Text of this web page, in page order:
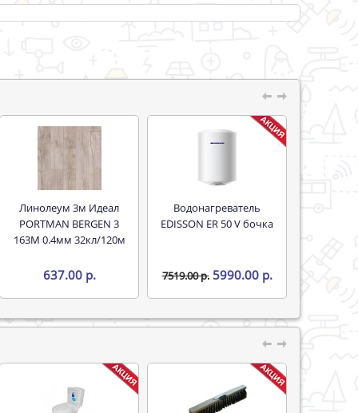
Линолеум 3м Идеал
PORTMAN BERGEN 3
163M 0.4мм 32кл/120м
637.00 р.
Водонагреватель
EDISSON ER 50 V бочка
7519.00 р. 5990.00 р.